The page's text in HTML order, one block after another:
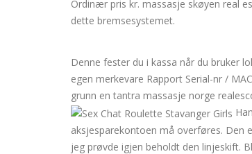
Ordinær pris kr. massasje skøyen real
dette bremsesystemet.
Denne fester du i kassa når du bruker
egen merkevare Rapport Serial-nr /
grunn en tantra massasje norge
aksjesparekontoen må overføres. Den
jeg prøvde igjen beholdt den linjeskift.